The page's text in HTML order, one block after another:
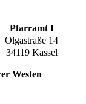
Pfarramt I
Olgastraße 14
34119 Kassel
Westen